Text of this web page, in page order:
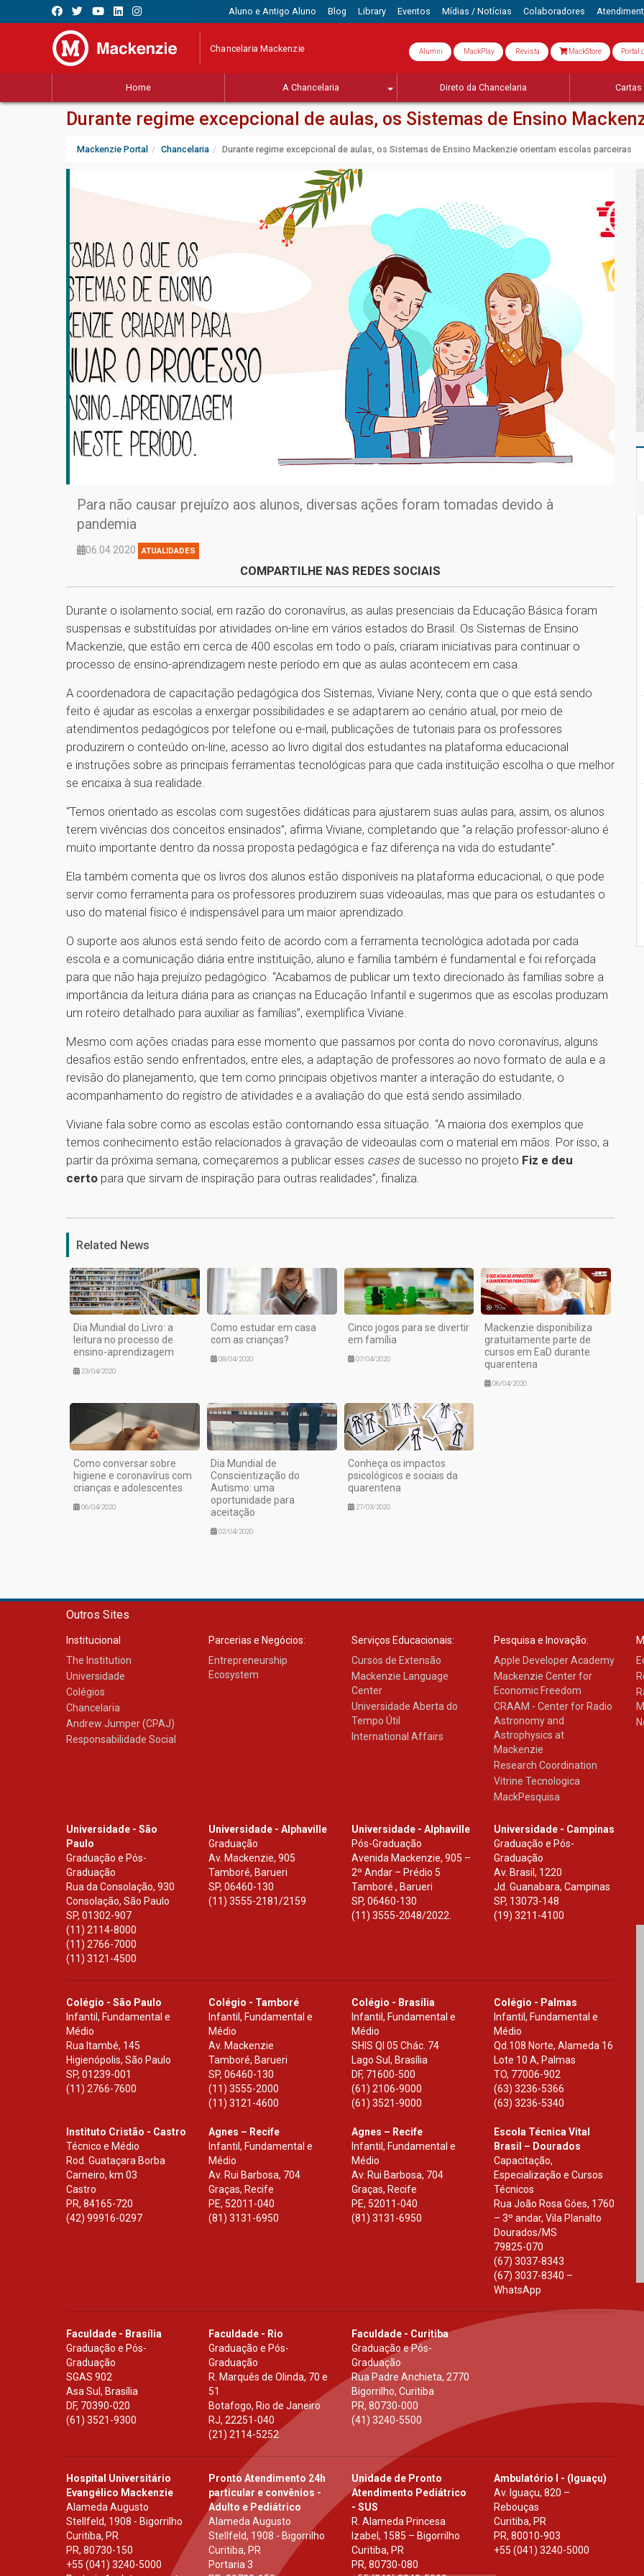
Aluno e Antigo Aluno Blog Library Eventos Mídias / Notícias Colaboradores
Chancelaria Mackenzie Alumni MackPlay Revista MackStore Portal
Home A Chancelaria Direto da Chancelaria Cartas
Durante regime excepcional de aulas, os Sistemas de Ensino
Mackenzie Portal Chancelaria Durante regime excepcional de aulas, os Sistemas de Ensino Mackenzie orientam escolas parceiras
Para não causar prejuízo aos alunos, diversas ações foram tomadas devido à
pandemia
06.04.2020 ATUALIDADES
COMPARTILHE NAS REDES SOCIAIS
Durante o isolamento social, em razão do coronavírus, as aulas presenciais da Educação Básica foram
suspensas e substituídas por atividades on-line em vários estados do Brasil. ​Os Sistemas de Ensino
Mackenzie, que estão em cerca de 400 escolas em todo o país, criaram iniciativas para continuar o
processo de ensino-aprendizagem neste período em que as aulas acontecem em casa.
A coordenadora de capacitação pedagógica dos Sistemas, Viviane Nery, conta que o que está sendo
feito é ajudar as escolas a enxergar possibilidades e se adaptarem ao cenário atual, por meio de
atendimentos pedagógicos por telefone ou e-mail, publicações de tutoriais para os professores
produzirem o conteúdo on-line, acesso ao livro digital dos estudantes na plataforma educacional
e instruções sobre as principais ferramentas tecnológicas para que cada instituição escolha o que melhor
se encaixa à sua realidade.
“Temos orientado as escolas com sugestões didáticas para ajustarem suas aulas para, assim, os alunos
terem vivências dos conceitos ensinados”, afirma Viviane, completando que “a relação professor-aluno é
muito importante dentro da nossa proposta pedagógica e faz diferença na vida do estudante”.
Ela também comenta que os livros dos alunos estão disponíveis na plataforma educacional, o que pode
servir como ferramenta para os professores produzirem suas videoaulas, mas que para os estudantes o
uso do material físico é indispensável para um maior aprendizado.
O suporte aos alunos está sendo feito de acordo com a ferramenta tecnológica adotada por cada
escola e a comunicação diária entre instituição, aluno e família também é fundamental e foi reforçada
para que não haja prejuízo pedagógico. “Acabamos de publicar um texto direcionado às famílias sobre a
importância da leitura diária para as crianças na Educação Infantil e sugerimos que as escolas produzam
um roteiro detalhado para auxiliar as famílias”, exemplifica Viviane.
Mesmo com ações criadas para esse momento que passamos por conta do novo coronavírus, alguns
desafios estão sendo enfrentados, entre eles, a adaptação de professores ao novo formato de aula e a
revisão do planejamento, que tem como principais objetivos manter a interação do estudante, o
acompanhamento do registro de atividades e a avaliação do que está sendo assimilado.
Viviane fala sobre como as escolas estão contornando essa situação. “A maioria dos exemplos que
temos conhecimento estão relacionados à gravação de videoaulas com o material em mãos. Por isso, a
partir da próxima semana, começaremos a publicar esses cases de sucesso no projeto Fiz e deu
certo para que sirvam de inspiração para outras realidades”, finaliza.
1
Related News
Dia Mundial do Livro: a
leitura no processo de
ensino-aprendizagem
23/04/2020
Como estudar em casa
com as crianças?
08/04/2020
Cinco jogos para se divertir
em família
07/04/2020
Mackenzie disponibiliza
gratuitamente parte de
cursos em EaD durante
quarentena
06/04/2020
Como conversar sobre
higiene e coronavírus com
crianças e adolescentes
06/04/2020
Dia Mundial de
Conscientização do
Autismo: uma
oportunidade para
aceitação
02/04/2020
Conheça os impactos
psicológicos e sociais da
quarentena
27/03/2020
Outros Sites
Institucional
The Institution
Universidade
Colégios
Chancelaria
Andrew Jumper (CPAJ)
Responsabilidade Social
Parcerias e Negócios:
Entrepreneurship
Ecosystem
Serviços Educacionais:
Cursos de Extensão
Mackenzie Language
Center
Universidade Aberta do
Tempo Útil
International Affairs
Pesquisa e Inovação:
Apple Developer Academy
Mackenzie Center for
Economic Freedom
CRAAM - Center for Radio
Astronomy and
Astrophysics at
Mackenzie
Research Coordination
Vitrine Tecnologica
MackPesquisa
Universidade - São
Paulo
Graduação e Pós-
Graduação
Rua da Consolação, 930
Consolação, São Paulo
SP, 01302-907
(11) 2114-8000
(11) 2766-7000
(11) 3121-4500
Universidade - Alphaville
Graduação
Av. Mackenzie, 905
Tamboré, Barueri
SP,06460-130
(11) 3555-2181/2159
Universidade - Alphaville
Pós-Graduação
Avenida Mackenzie, 905 –
2º Andar – Prédio 5
Tamboré , Barueri
SP, 06460-130
(11) 3555-2048/2022.
Universidade - Campinas
Graduação e Pós-
Graduação
Av. Brasil, 1220
Jd. Guanabara, Campinas
SP, 13073-148
(19) 3211-4100
Colégio - São Paulo
Infantil, Fundamental e
Médio
Rua Itambé, 145
Higienópolis, São Paulo
SP, 01239-001
(11) 2766-7600
Colégio - Tamboré
Infantil, Fundamental e
Médio
Av. Mackenzie
Tamboré, Barueri
SP,06460-130
(11) 3555-2000
(11) 3121-4600
Colégio - Brasília
Infantil, Fundamental e
Médio
SHIS Ql 05 Chác. 74
Lago Sul, Brasília
DF, 71600-500
(61) 2106-9000
(61) 3521-9000
Colégio - Palmas
Infantil, Fundamental e
Médio
Qd.108 Norte, Alameda 16
Lote 10 A, Palmas
TO, 77006-902
(63) 3236-5366
(63) 3236-5340
Instituto Cristão - Castro
Técnico e Médio
Rod. Guataçara Borba
Carneiro, km 03
Castro
PR, 84165-720
(42) 99916-0297
Agnes – Recife
Infantil, Fundamental e
Médio
Av. Rui Barbosa, 704
Graças, Recife
PE, 52011-040
(81) 3131-6950
Agnes – Recife
Infantil, Fundamental e
Médio
Av. Rui Barbosa, 704
Graças, Recife
PE, 52011-040
(81) 3131-6950
Escola Técnica Vital
Brasil – Dourados
Capacitação,
Especialização e Cursos
Técnicos
Rua João Rosa Góes, 1760
– 3º andar, Vila Planalto
Dourados/MS
79825-070
(67) 3037-8343
(67) 3037-8340 –
WhatsApp
Faculdade - Brasília
Graduação e Pós-
Graduação
SGAS 902
Asa Sul, Brasília
DF, 70390-020
(61) 3521-9300
Faculdade - Rio
Graduação e Pós-
Graduação
R. Marquês de Olinda, 70 e
51
Botafogo, Rio de Janeiro
RJ,22251-040
(21) 2114-5252
Faculdade - Curitiba
Graduação e Pós-
Graduação
Rua Padre Anchieta, 2770
Bigorrilho, Curitiba
PR, 80730-000
(41) 3240-5500
Hospital Universitário
Evangélico Mackenzie
Alameda Augusto
Stellfeld, 1908 - Bigorrilho
Curitiba, PR
PR, 80730-150
+55 (041) 3240-5000
Pronto Atendimento 24h
particular e convênios -
Adulto e Pediátrico
Alameda Augusto
Stellfeld, 1908 - Bigorrilho
Curitiba, PR
Portaria 3
Unidade de Pronto
Atendimento Pediátrico
- SUS
R. Alameda Princesa
Izabel, 1585 – Bigorrilho
Curitiba, PR
PR, 80730-080
Ambulatório I - (Iguaçu)
Av. Iguaçu, 820 –
Rebouças
Curitiba, PR
PR, 80010-903
+55 (041) 3240-5000